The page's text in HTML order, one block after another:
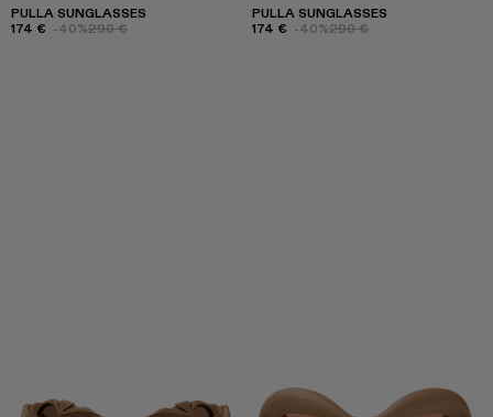
PULLA SUNGLASSES
174 € -40%290 €
PULLA SUNGLASSES
174 € -40%290 €